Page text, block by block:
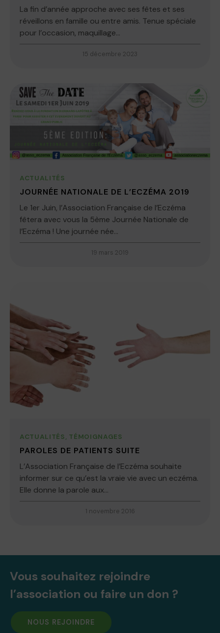
La fin d’année approche avec ses fêtes et ses
réveillons en famille ou entre amis. Tenue spéciale
pour l’occasion, maquillage...
15 décembre 2023
ACTUALITÉS
JOURNÉE NATIONALE DE L’ECZÉMA 2019
Le 1er Juin, l’Association Française de l’Eczéma
fêtera avec vous la 5ème Journée Nationale de
l’Eczéma ! Une journée née...
19 mars 2019
ACTUALITÉS, TÉMOIGNAGES
PAROLES DE PATIENTS SUITE
L’Association Française de l’Eczéma souhaite
informer sur ce qu’est la vraie vie avec un eczéma.
Elle donne la parole aux...
1 novembre 2016
Vous souhaitez rejoindre
l’association ou faire un don ?
NOUS REJOINDRE